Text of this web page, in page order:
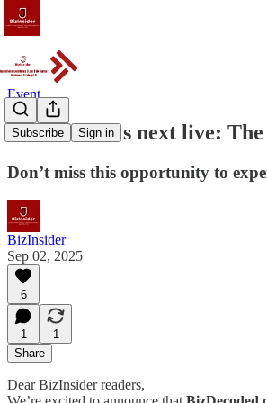
Subscribe Sign in
Event
BizDecoded's next live:
Don’t miss this opportunity to
BizInsider
Sep 02, 2025
6
1
1
Share
Dear BizInsider readers,